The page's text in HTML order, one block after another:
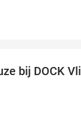
bij DOCK